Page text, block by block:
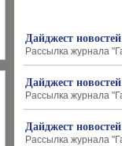
Дайджест
Рассылка журнала
Дайджест
Рассылка журнала
Дайджест
Рассылка журнала